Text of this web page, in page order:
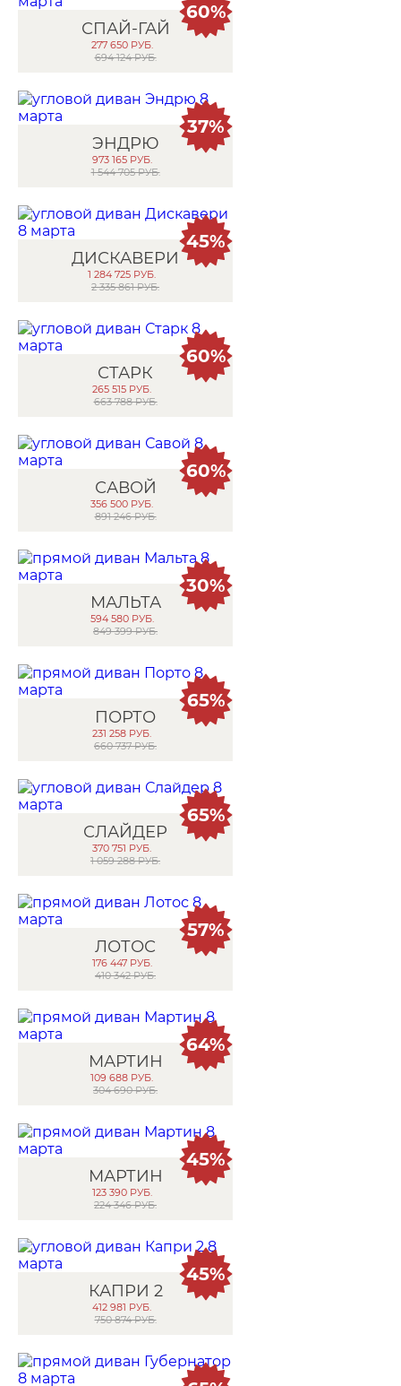
СПАЙ-ГАЙ
277 650 РУБ.
694 124 РУБ.
60%
ЭНДРЮ
973 165 РУБ.
1 544 705 РУБ.
37%
ДИСКАВЕРИ
1 284 725 РУБ.
2 335 861 РУБ.
45%
СТАРК
265 515 РУБ.
663 788 РУБ.
60%
САВОЙ
356 500 РУБ.
891 246 РУБ.
60%
МАЛЬТА
594 580 РУБ.
849 399 РУБ.
30%
ПОРТО
231 258 РУБ.
660 737 РУБ.
65%
СЛАЙДЕР
370 751 РУБ.
1 059 288 РУБ.
65%
ЛОТОС
176 447 РУБ.
410 342 РУБ.
57%
МАРТИН
109 688 РУБ.
304 690 РУБ.
64%
МАРТИН
123 390 РУБ.
224 346 РУБ.
45%
КАПРИ 2
412 981 РУБ.
750 874 РУБ.
45%